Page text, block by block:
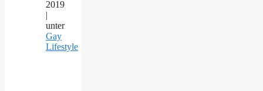
2019
|
unter
Gay
Lifestyle